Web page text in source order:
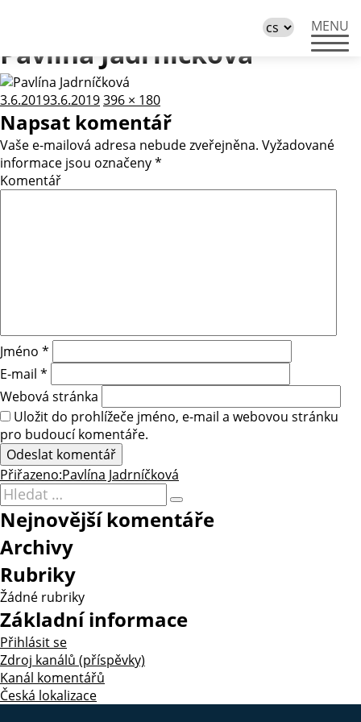
Pavlína Jadrníčková
Publikováno:
3.6.20193.6.2019Původní
velikost:
396 × 180
Napsat komentář
Vaše e-mailová adresa nebude zveřejněna. Vyžadované
informace jsou označeny*
Komentář
Jméno *
E-mail *
Webová stránka
Uložit do prohlížeče jméno, e-mail a webovou stránku
pro budoucí komentáře.
Navigace
pro
příspěvek
Přiřazeno:Pavlína Jadrníčková
Hledat:
Hledání
Nejnovější komentáře
Archivy
Rubriky
Žádné rubriky
Základní informace
Přihlásit se
Zdroj kanálů (příspěvky)
Kanál komentářů
Česká lokalizace
MENU